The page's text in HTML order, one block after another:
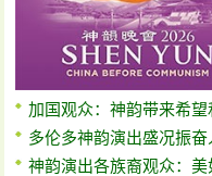
加国观众：神韵带来希望
多伦多神韵演出盛况振奋
神韵演出各族裔观众：美